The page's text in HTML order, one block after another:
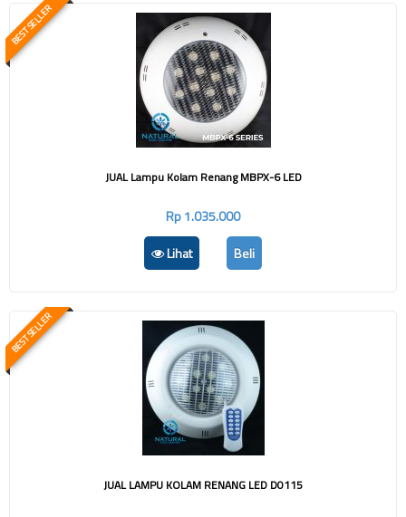
BEST SELLER
JUAL Lampu Kolam Renang MBPX-6 LED
Rp 1.035.000
Lihat
Beli
BEST SELLER
JUAL LAMPU KOLAM RENANG LED D0115